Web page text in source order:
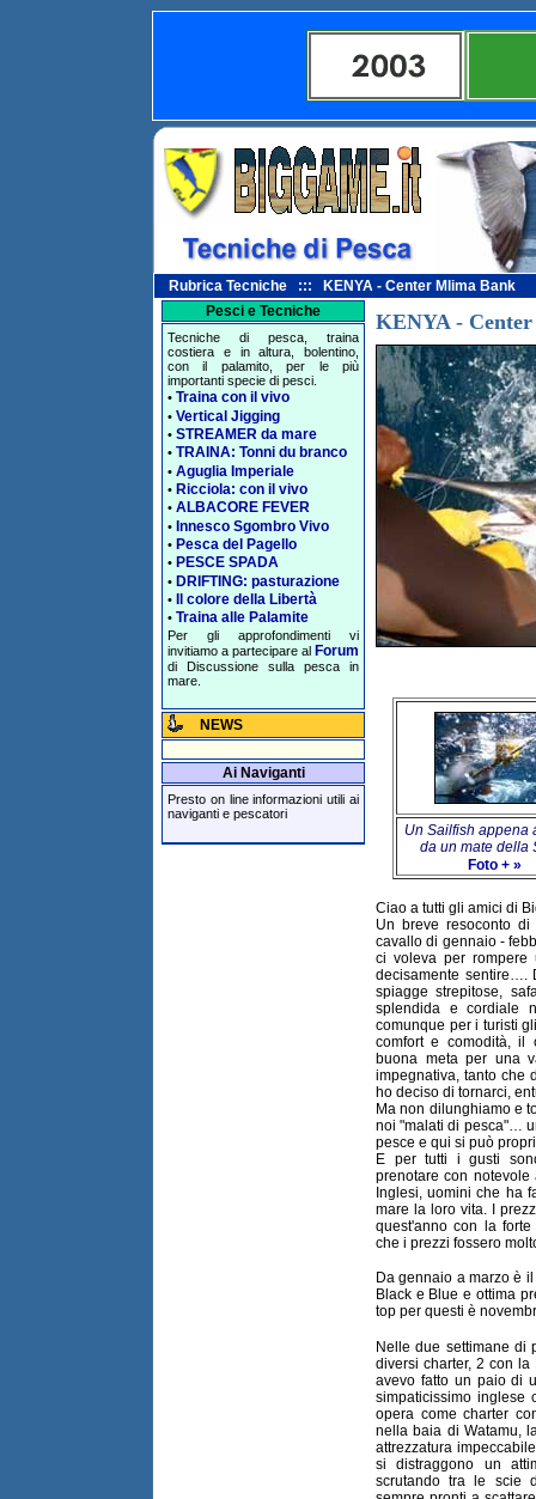
Rubrica Tecniche ::: KENYA - Center Mlima Bank
Pesci e Tecniche
Tecniche di pesca, traina
costiera e in altura, bolentino,
con il palamito, per le più
importanti specie di pesci.
• Traina con il vivo
• Vertical Jigging
• STREAMER da mare
• TRAINA: Tonni du branco
• Aguglia Imperiale
• Ricciola: con il vivo
• ALBACORE FEVER
• Innesco Sgombro Vivo
• Pesca del Pagello
• PESCE SPADA
• DRIFTING: pasturazione
• Il colore della Libertà
• Traina alle Palamite
Per gli approfondimenti vi
invitiamo a partecipare al Forum
di Discussione sulla pesca in
mare.
NEWS
Ai Naviganti
Presto on line informazioni utili ai
naviganti e pescatori
KENYA -
Un Sailfish appena
da un mate della
Foto + »
Ciao a tutti gli amici di
Un breve resoconto
cavallo di gennaio -
ci voleva per rompere
decisamente sentire….
spiagge strepitose,
splendida e cordiale
comunque per i turisti
comfort e comodità, il
buona meta per una
impegnativa, tanto che
ho deciso di tornarci,
Ma non dilunghiamo e
noi "malati di pesca"…
pesce e qui si può
E per tutti i gusti
prenotare con
Inglesi, uomini che ha
mare la loro vita. I
quest'anno con la
che i prezzi fossero
Da gennaio a marzo è
Black e Blue e ottima
top per questi è
Nelle due settimane di
diversi charter, 2 con
avevo fatto un paio di
simpaticissimo
opera come charter
nella baia di Watamu,
attrezzatura
si distraggono un
scrutando tra le scie